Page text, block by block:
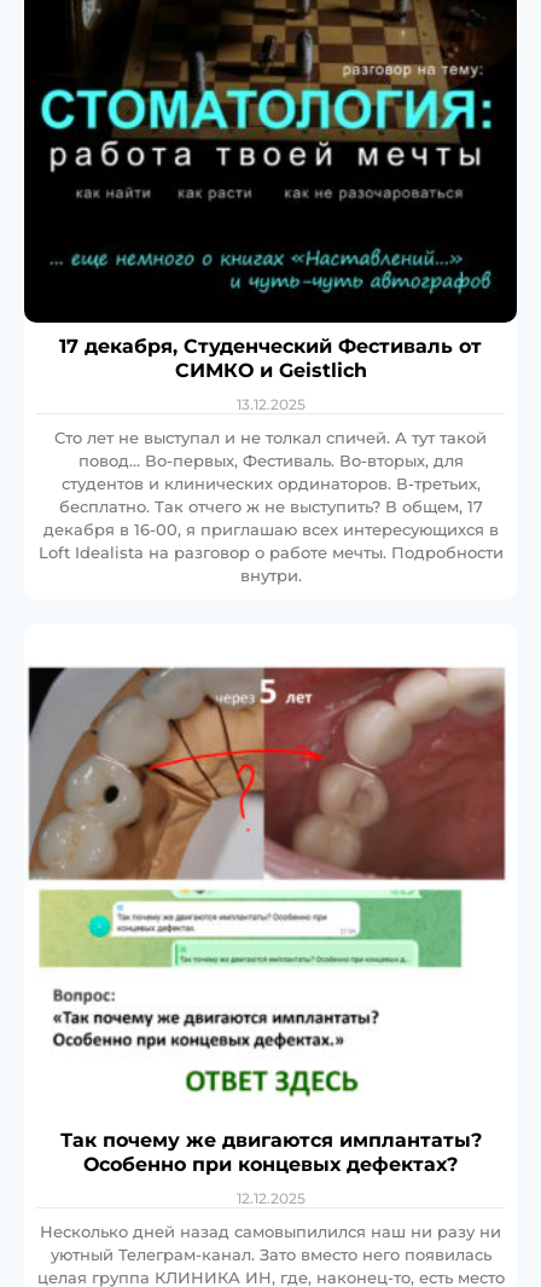
17 декабря, Студенческий Фестиваль от
СИМКО и Geistlich
13.12.2025
Сто лет не выступал и не толкал спичей. А тут такой
повод… Во-первых, Фестиваль. Во-вторых, для
студентов и клинических ординаторов. В-третьих,
бесплатно. Так отчего ж не выступить? В общем, 17
декабря в 16-00, я приглашаю всех интересующихся в
Loft Idealista на разговор о работе мечты. Подробности
внутри.
Так почему же двигаются имплантаты?
Особенно при концевых дефектах?
12.12.2025
Несколько дней назад самовыпилился наш ни разу ни
уютный Телеграм-канал. Зато вместо него появилась
целая группа КЛИНИКА ИН, где, наконец-то, есть место